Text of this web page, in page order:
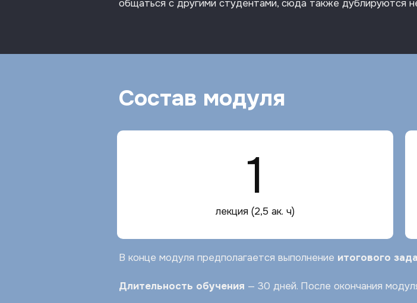
общаться с другими студентами, сюда также дублируются
Состав модуля
1
лекция (2,5 ак. ч)
В конце модуля предполагается выполнение итогового
Длительность обучения — 30 дней. После окончания